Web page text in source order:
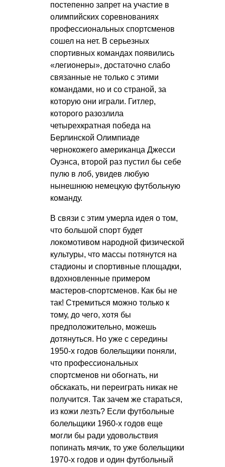
постепенно запрет на участие в
олимпийских соревнованиях
профессиональных спортсменов
сошел на нет. В серьезных
спортивных командах появились
«легионеры», достаточно слабо
связанные не только с этими
командами, но и со страной, за
которую они играли. Гитлер,
которого разозлила
четырехкратная победа на
Берлинской Олимпиаде
чернокожего американца Джесси
Оуэнса, второй раз пустил бы себе
пулю в лоб, увидев любую
нынешнюю немецкую футбольную
команду.
В связи с этим умерла идея о том,
что большой спорт будет
локомотивом народной физической
культуры, что массы потянутся на
стадионы и спортивные площадки,
вдохновленные примером
мастеров-спортсменов. Как бы не
так! Стремиться можно только к
тому, до чего, хотя бы
предположительно, можешь
дотянуться. Но уже с середины
1950-х годов болельщики поняли,
что профессиональных
спортсменов ни обогнать, ни
обскакать, ни переиграть никак не
получится. Так зачем же стараться,
из кожи лезть? Если футбольные
болельщики 1960-х годов еще
могли бы ради удовольствия
попинать мячик, то уже болельщики
1970-х годов и один футбольный